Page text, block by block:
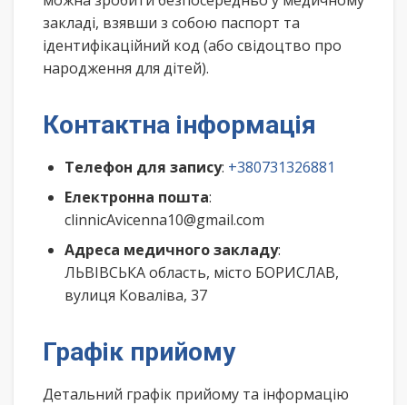
закладі, взявши з собою паспорт та
ідентифікаційний код (або свідоцтво про
народження для дітей).
Контактна інформація
Телефон для запису: +380731326881
Електронна пошта:
clinnicAvicenna10@gmail.com
Адреса медичного закладу:
ЛЬВІВСЬКА область, місто БОРИСЛАВ,
вулиця Коваліва, 37
Графік прийому
Детальний графік прийому та інформацію